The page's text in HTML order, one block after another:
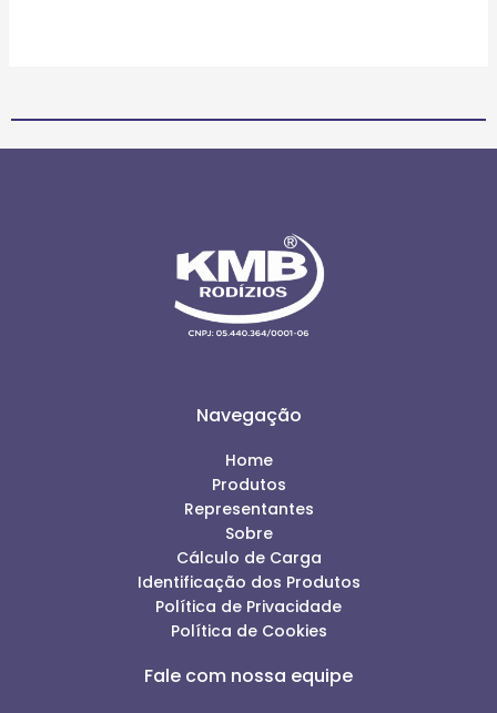
Navegação
Home
Produtos
Representantes
Sobre
Cálculo de Carga
Identificação dos Produtos
Política de Privacidade
Política de Cookies
Fale com nossa equipe